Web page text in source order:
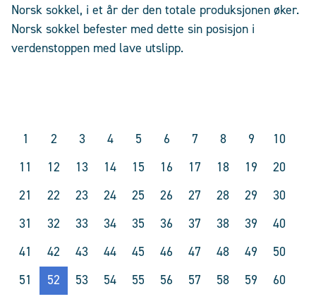
Norsk sokkel, i et år der den totale produksjonen øker.
Norsk sokkel befester med dette sin posisjon i
verdenstoppen med lave utslipp.
1 2 3 4 5 6 7 8 9
10
11
12 13 14 15 16 17 18 19
20
21
22 23 24 25 26 27 28 29
30
31
32 33 34 35 36 37 38 39
40
41
42 43 44 45 46 47 48 49
50
51
52 53 54 55 56 57 58 59
60